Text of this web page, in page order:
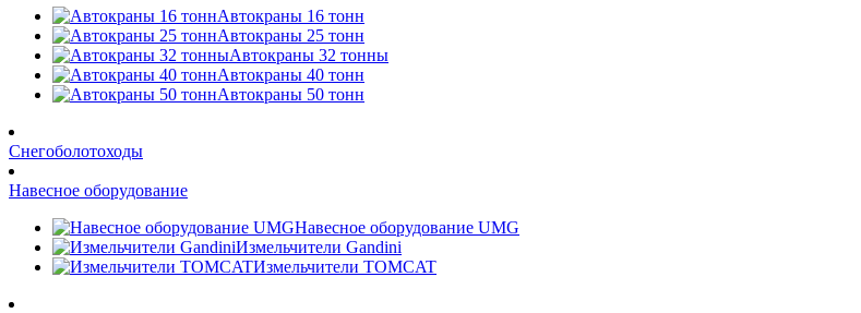
Автокраны 16 тонн
Автокраны 25 тонн
Автокраны 32 тонны
Автокраны 40 тонн
Автокраны 50 тонн
Снегоболотоходы
Навесное оборудование
Навесное оборудование UMG
Измельчители Gandini
Измельчители TOMCAT